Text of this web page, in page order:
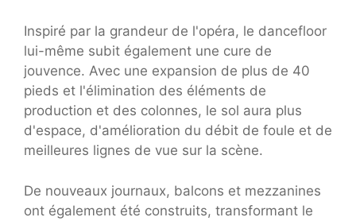
Inspiré par la grandeur de l'opéra, le dancefloor
lui-même subit également une cure de
jouvence. Avec une expansion de plus de 40
pieds et l'élimination des éléments de
production et des colonnes, le sol aura plus
d'espace, d'amélioration du débit de foule et de
meilleures lignes de vue sur la scène.
De nouveaux journaux, balcons et mezzanines
ont également été construits, transformant le